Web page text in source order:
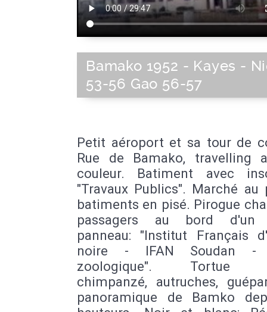
Bamako 1952 - Kayes -
53-56 Gao 56-57
Petit aéroport et sa tour de
Rue de Bamako, travelling
couleur. Batiment avec
"Travaux Publics". Marché au
batiments en pisé. Pirogue
passagers au bord d'un
panneau: "Institut Français
noire - IFAN Soudan -
zoologique". Tortue
chimpanzé, autruches,
panoramique de Bamko